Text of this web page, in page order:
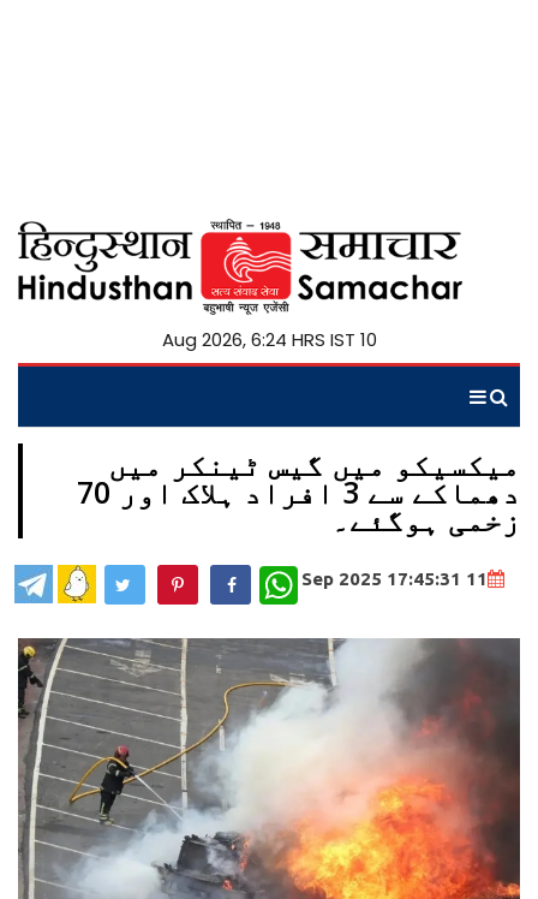
10 Aug 2026, 6:24 HRS IST
میکسیکو میں گیس ٹینکر میں
دھماکے سے 3 افراد ہلاک اور 70
زخمی ہوگئے۔
11 Sep 2025 17:45:31
WhatsApp